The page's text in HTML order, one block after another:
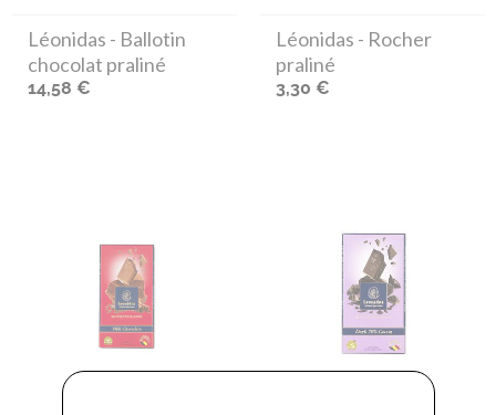
Léonidas - Ballotin
chocolat praliné
14,58 €
Léonidas - Rocher
praliné
3,30 €